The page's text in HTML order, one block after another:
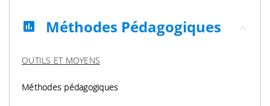
assessment Méthodes Pédagogiques
OUTILS ET MOYENS
Méthodes pédagogiques